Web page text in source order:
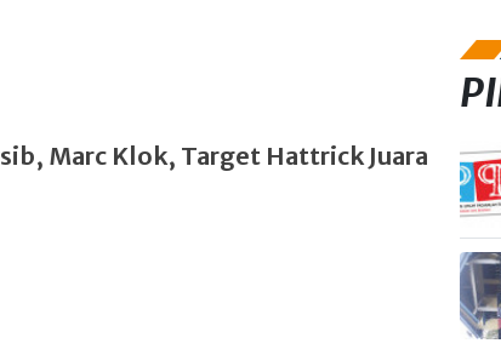
Marc Klok, Target Hattrick Juara